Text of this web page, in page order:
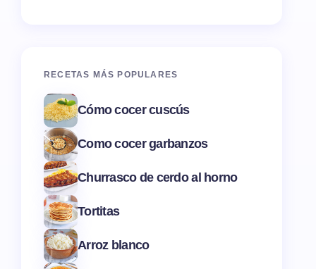
RECETAS MÁS POPULARES
Cómo cocer cuscús
Como cocer garbanzos
Churrasco de cerdo al horno
Tortitas
Arroz blanco